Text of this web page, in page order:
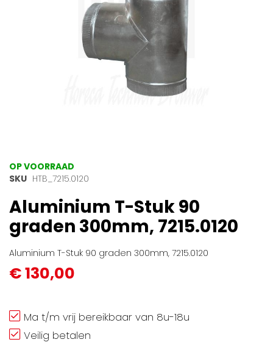
Ga
naar
begin
van
de
afbeeldingen-
gallerij
OP VOORRAAD
SKU HTB_7215.0120
Aluminium T-Stuk 90
graden 300mm, 7215.0120
Aluminium T-Stuk 90 graden 300mm, 7215.0120
€ 130,00
Ma t/m vrij bereikbaar van 8u-18u
Veilig betalen